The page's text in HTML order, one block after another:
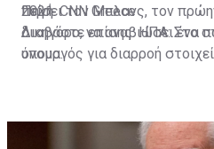
2021.
πείσει τον Μπλανς, τον
δικηγόρο, να αναβιώσει ένα
όνομα.
Πηγή: CNN Greece
Διαβάστε επίσης:ΗΠΑ: Στο
υπουργός για διαρροή